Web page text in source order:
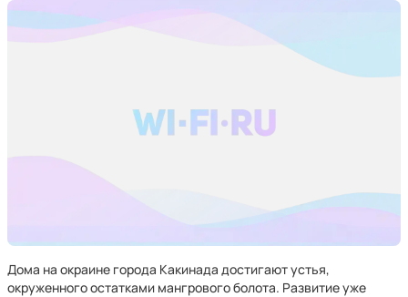
Дома на окраине города Какинада достигают устья,
окруженного остатками мангрового болота. Развитие уже